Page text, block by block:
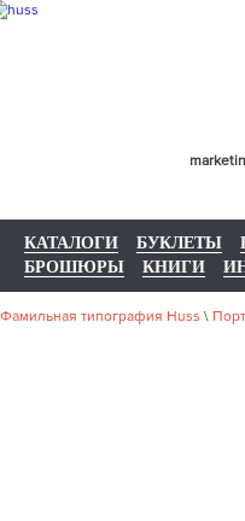
КАТАЛОГИ БУКЛЕТЫ
БРОШЮРЫ
КНИГИ
Фамильная типография Huss \